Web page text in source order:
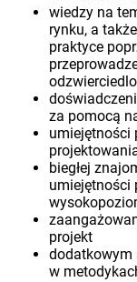
wiedzy na
rynku, a
praktyce
za pomocą
umiejętności
biegłej
umiejętności
projekt
dodatkowym
w